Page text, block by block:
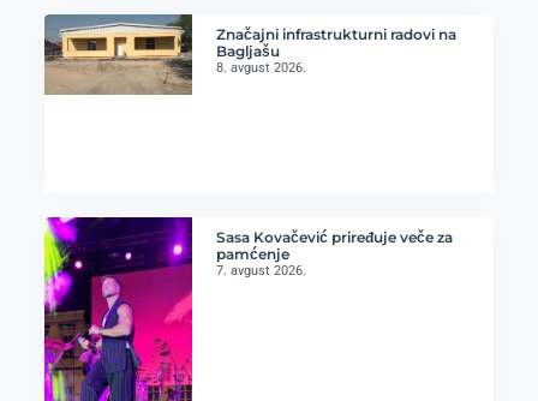
Značajni infrastrukturni radovi na
Bagljašu
8. avgust 2026.
Sasa Kovačević priređuje veče za
pamćenje
7. avgust 2026.